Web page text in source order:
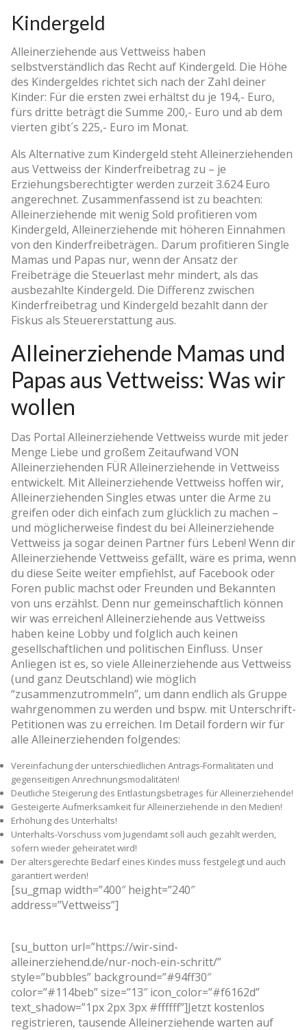
Kindergeld
Alleinerziehende aus Vettweiss haben
selbstverständlich das Recht auf Kindergeld. Die Höhe
des Kindergeldes richtet sich nach der Zahl deiner
Kinder: Für die ersten zwei erhältst du je 194,- Euro,
fürs dritte beträgt die Summe 200,- Euro und ab dem
vierten gibt´s 225,- Euro im Monat.
Als Alternative zum Kindergeld steht Alleinerziehenden
aus Vettweiss der Kinderfreibetrag zu – je
Erziehungsberechtigter werden zurzeit 3.624 Euro
angerechnet. Zusammenfassend ist zu beachten:
Alleinerziehende mit wenig Sold profitieren vom
Kindergeld, Alleinerziehende mit höheren Einnahmen
von den Kinderfreibeträgen.. Darum profitieren Single
Mamas und Papas nur, wenn der Ansatz der
Freibeträge die Steuerlast mehr mindert, als das
ausbezahlte Kindergeld. Die Differenz zwischen
Kinderfreibetrag und Kindergeld bezahlt dann der
Fiskus als Steuererstattung aus.
Alleinerziehende Mamas und
Papas aus Vettweiss: Was wir
wollen
Das Portal Alleinerziehende Vettweiss wurde mit jeder
Menge Liebe und großem Zeitaufwand VON
Alleinerziehenden FÜR Alleinerziehende in Vettweiss
entwickelt. Mit Alleinerziehende Vettweiss hoffen wir,
Alleinerziehenden Singles etwas unter die Arme zu
greifen oder dich einfach zum glücklich zu machen –
und möglicherweise findest du bei Alleinerziehende
Vettweiss ja sogar deinen Partner fürs Leben! Wenn dir
Alleinerziehende Vettweiss gefällt, wäre es prima, wenn
du diese Seite weiter empfiehlst, auf Facebook oder
Foren public machst oder Freunden und Bekannten
von uns erzählst. Denn nur gemeinschaftlich können
wir was erreichen! Alleinerziehende aus Vettweiss
haben keine Lobby und folglich auch keinen
gesellschaftlichen und politischen Einfluss. Unser
Anliegen ist es, so viele Alleinerziehende aus Vettweiss
(und ganz Deutschland) wie möglich
“zusammenzutrommeln”, um dann endlich als Gruppe
wahrgenommen zu werden und bspw. mit Unterschrift-
Petitionen was zu erreichen. Im Detail fordern wir für
alle Alleinerziehenden folgendes:
Vereinfachung der unterschiedlichen Antrags-Formalitäten und
gegenseitigen Anrechnungsmodalitäten!
Deutliche Steigerung des Entlastungsbetrages für Alleinerziehende!
Gesteigerte Aufmerksamkeit für Alleinerziehende in den Medien!
Erhöhung des Unterhalts!
Unterhalts-Vorschuss vom Jugendamt soll auch gezahlt werden,
sofern wieder geheiratet wird!
Der altersgerechte Bedarf eines Kindes muss festgelegt und auch
garantiert werden!
[su_gmap width=”400″ height=”240″
address=”Vettweiss”]
[su_button url=”https://wir-sind-
alleinerziehend.de/nur-noch-ein-schritt/”
style=”bubbles” background=”#94ff30″
color=”#114beb” size=”13″ icon_color=”#f6162d”
text_shadow=”1px 2px 3px #ffffff”]Jetzt kostenlos
registrieren, tausende Alleinerziehende warten auf